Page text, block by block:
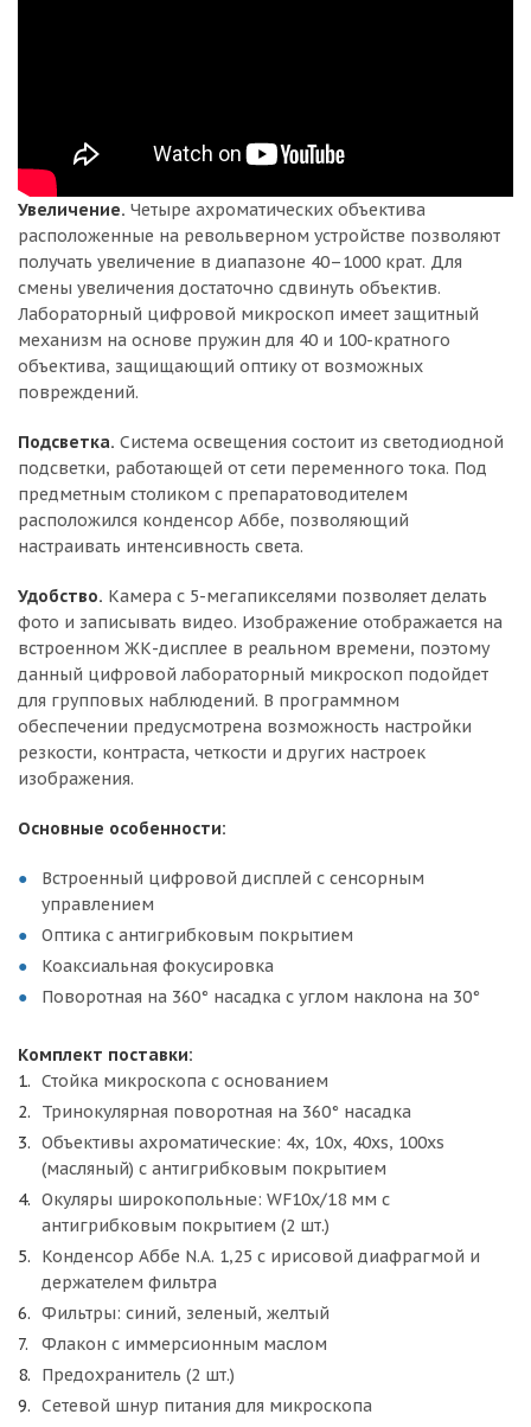
Увеличение. Четыре ахроматических объектива
расположенные на револьверном устройстве позволяют
получать увеличение в диапазоне 40–1000 крат. Для
смены увеличения достаточно сдвинуть объектив.
Лабораторный цифровой микроскоп имеет защитный
механизм на основе пружин для 40 и 100-кратного
объектива, защищающий оптику от возможных
повреждений.
Подсветка. Система освещения состоит из светодиодной
подсветки, работающей от сети переменного тока. Под
предметным столиком с препаратоводителем
расположился конденсор Аббе, позволяющий
настраивать интенсивность света.
Удобство. Камера с 5-мегапикселями позволяет делать
фото и записывать видео. Изображение отображается на
встроенном ЖК-дисплее в реальном времени, поэтому
данный цифровой лабораторный микроскоп подойдет
для групповых наблюдений. В программном
обеспечении предусмотрена возможность настройки
резкости, контраста, четкости и других настроек
изображения.
Основные особенности:
Встроенный цифровой дисплей с сенсорным
управлением
Оптика с антигрибковым покрытием
Коаксиальная фокусировка
Поворотная на 360° насадка с углом наклона на 30°
Комплект поставки:
Стойка микроскопа с основанием
Тринокулярная поворотная на 360° насадка
Объективы ахроматические: 4х, 10х, 40xs, 100хs
(масляный) с антигрибковым покрытием
Окуляры широкопольные: WF10x/18 мм с
антигрибковым покрытием (2 шт.)
Конденсор Аббе N.A. 1,25 с ирисовой диафрагмой и
держателем фильтра
Фильтры: синий, зеленый, желтый
Флакон с иммерсионным маслом
Предохранитель (2 шт.)
Сетевой шнур питания для микроскопа